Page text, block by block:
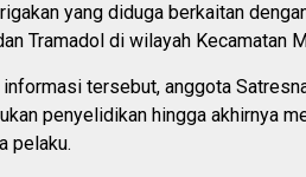
yang diduga berkaitan
Tramadol di wilayah Kecamatan
tersebut, anggota
penyelidikan hingga akhirnya
pelaku.